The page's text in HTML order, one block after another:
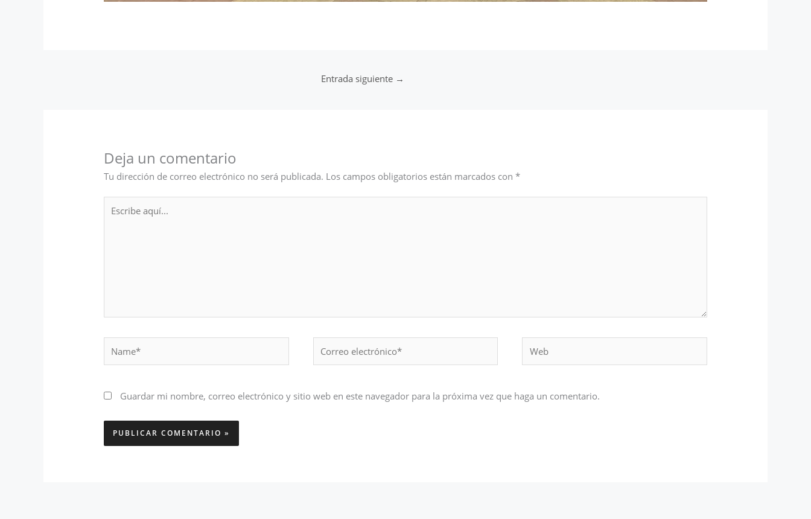
Entrada siguiente →
Deja un comentario
Tu dirección de correo electrónico no será publicada. Los campos obligatorios están marcados con*
aquí...
electrónico*
Guardar mi nombre, correo electrónico y sitio web en este navegador para la próxima vez que haga un comentario.